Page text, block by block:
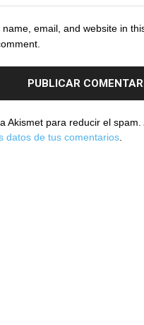
name, email, and website in
Akismet para reducir el spam.
datos de tus comentarios